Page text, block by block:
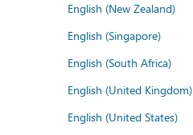
English (New Zealand)
English (Singapore)
English (South Africa)
English (United Kingdom)
English (United States)